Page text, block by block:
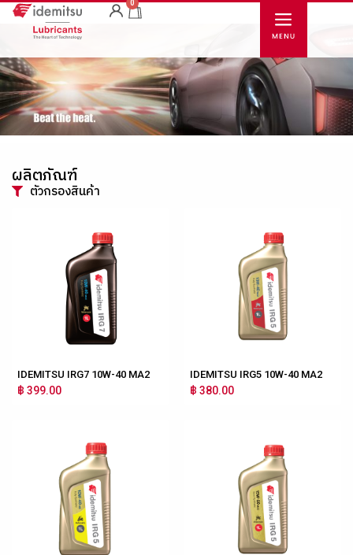
0
ผลิตภัณฑ์
ตัวกรองสินค้า
IDEMITSU IRG7 10W-40 MA2
฿ 399.00
IDEMITSU IRG5 10W-40 MA2
฿ 380.00